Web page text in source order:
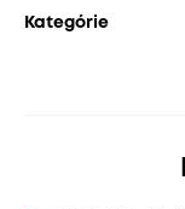
Kategórie